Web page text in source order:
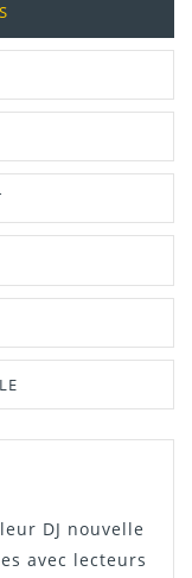
DJ nouvelle
avec lecteurs